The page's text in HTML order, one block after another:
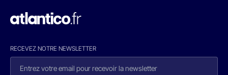
RECEVEZ NOTRE NEWSLETTER